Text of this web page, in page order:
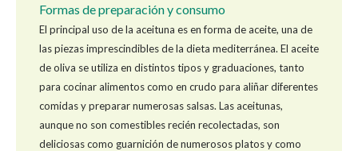
Formas de preparación y consumo
El principal uso de la aceituna es en forma de aceite, una de
las piezas imprescindibles de la dieta mediterránea. El aceite
de oliva se utiliza en distintos tipos y graduaciones, tanto
para cocinar alimentos como en crudo para aliñar diferentes
comidas y preparar numerosas salsas. Las aceitunas,
aunque no son comestibles recién recolectadas, son
deliciosas como guarnición de numerosos platos y como